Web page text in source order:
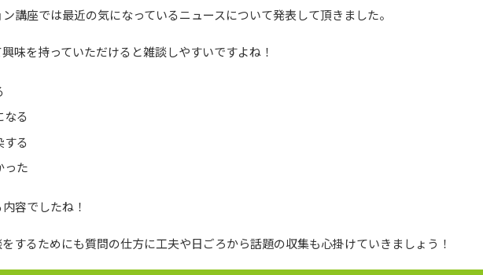
講座では最近の気になっているニュースについて発表して頂きました。
味を持っていただけると雑談しやすいですよね！
る
る
った
容でしたね！
するためにも質問の仕方に工夫や日ごろから話題の収集も心掛けていきましょう！